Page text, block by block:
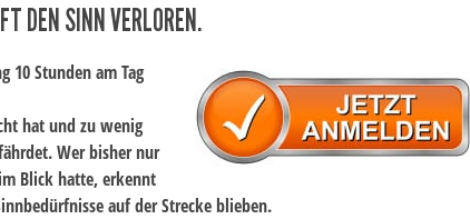
DEN SINN VERLOREN.
10 Stunden am Tag
hat und zu wenig
Wer bisher nur
Blick hatte, erkennt
auf der Strecke blieben.